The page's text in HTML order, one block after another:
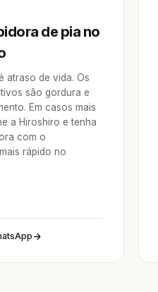
de pia no
atraso de vida. Os
são gordura e
Em casos mais
a Hiroshiro e tenha
com o
rápido no